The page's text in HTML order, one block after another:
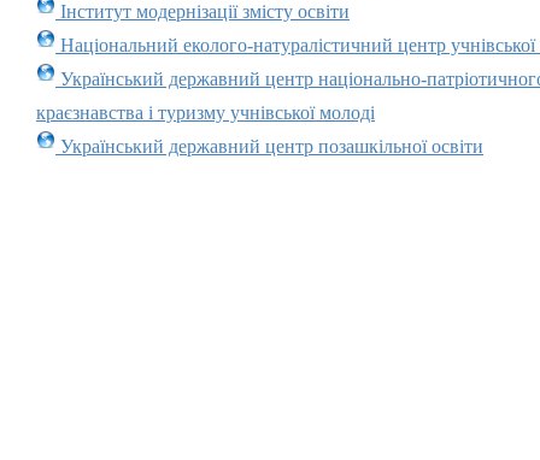
Інститут модернізації змісту освіти
Національний еколого-натуралістичний центр учнівської
Український державний центр національно-
краєзнавства і туризму учнівської молоді
Український державний центр позашкільної освіти